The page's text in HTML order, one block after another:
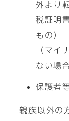
外より
税証明
もの）
（マイ
ない場
保護者
親族以外の